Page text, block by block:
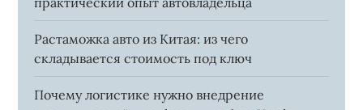
Растаможка авто из Китая: из чего
складывается стоимость под ключ
Почему логистике нужно внедрение